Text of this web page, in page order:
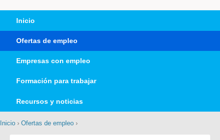
Inicio
Ofertas de empleo
Empresas con empleo
Formación para trabajar
Recursos y noticias
Inicio › Ofertas de empleo ›